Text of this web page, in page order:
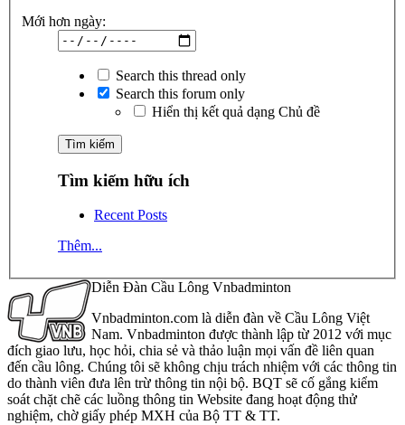
Mới hơn ngày:
Search this thread only
Search this forum only
Hiển thị kết quả dạng Chủ đề
Tìm kiếm hữu ích
Recent Posts
Thêm...
Diễn Đàn Cầu Lông Vnbadminton
Vnbadminton.com là diễn đàn về Cầu Lông Việt
Nam. Vnbadminton được thành lập từ 2012 với mục
đích giao lưu, học hỏi, chia sẻ và thảo luận mọi vấn đề liên quan
đến cầu lông. Chúng tôi sẽ không chịu trách nhiệm với các thông tin
do thành viên đưa lên trừ thông tin nội bộ. BQT sẽ cố gắng kiểm
soát chặt chẽ các luồng thông tin Website đang hoạt động thử
nghiệm, chờ giấy phép MXH của Bộ TT & TT.